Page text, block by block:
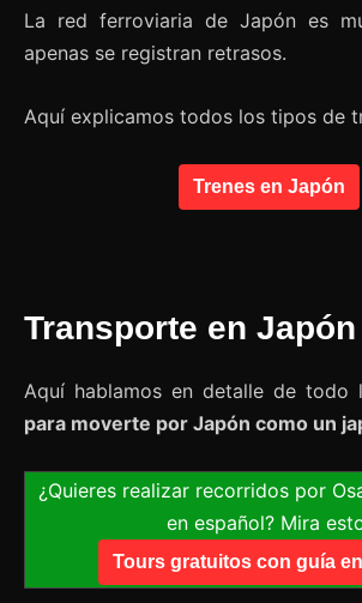
La red ferroviaria de Japón es
apenas se registran retrasos.
Aquí explicamos todos los tipos de
Trenes en Japón
Transporte en Japón
Aquí hablamos en detalle de todo
para moverte por Japón como un
¿Quieres realizar recorridos por
en español? Mira
Tours gratuitos con guía